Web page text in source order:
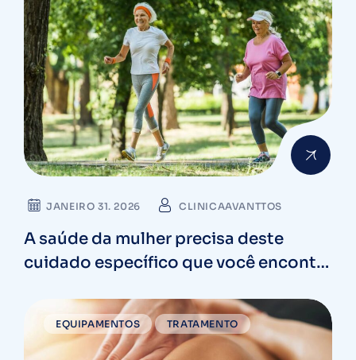
JANEIRO 31. 2026 CLINICAAVANTTOS
A saúde da mulher precisa deste
cuidado específico que você encontra
EQUIPAMENTOS TRATAMENTO